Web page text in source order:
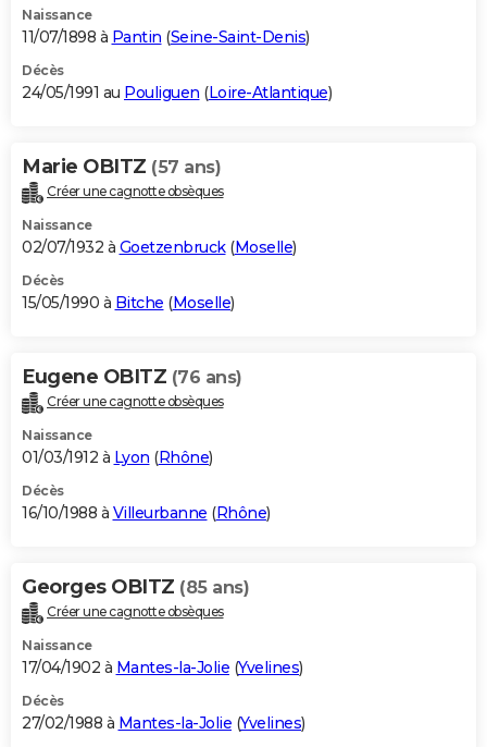
Naissance
11/07/1898 à Pantin (Seine-Saint-Denis)
Décès
24/05/1991 au Pouliguen (Loire-Atlantique)
Marie OBITZ (57 ans)
Créer une cagnotte obsèques
Naissance
02/07/1932 à Goetzenbruck(Moselle)
Décès
15/05/1990 à Bitche (Moselle)
Eugene OBITZ (76 ans)
Créer une cagnotte obsèques
Naissance
01/03/1912 à Lyon (Rhône)
Décès
16/10/1988 à Villeurbanne (Rhône)
Georges OBITZ (85 ans)
Créer une cagnotte obsèques
Naissance
17/04/1902 à Mantes-la-Jolie (Yvelines)
Décès
27/02/1988 à Mantes-la-Jolie (Yvelines)